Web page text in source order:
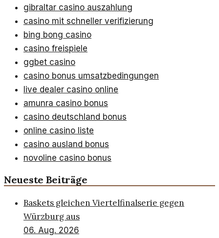
gibraltar casino auszahlung
casino mit schneller verifizierung
bing bong casino
casino freispiele
ggbet casino
casino bonus umsatzbedingungen
live dealer casino online
amunra casino bonus
casino deutschland bonus
online casino liste
casino ausland bonus
novoline casino bonus
Neueste Beiträge
Baskets gleichen Viertelfinalserie gegen
Würzburg aus
06. Aug. 2026